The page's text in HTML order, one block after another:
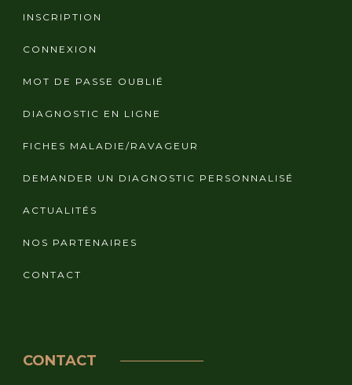
INSCRIPTION
CONNEXION
MOT DE PASSE OUBLIÉ
DIAGNOSTIC EN LIGNE
FICHES MALADIE/RAVAGEUR
DEMANDER UN DIAGNOSTIC PERSONNALISÉ
ACTUALITÉS
NOS PARTENAIRES
CONTACT
CONTACT